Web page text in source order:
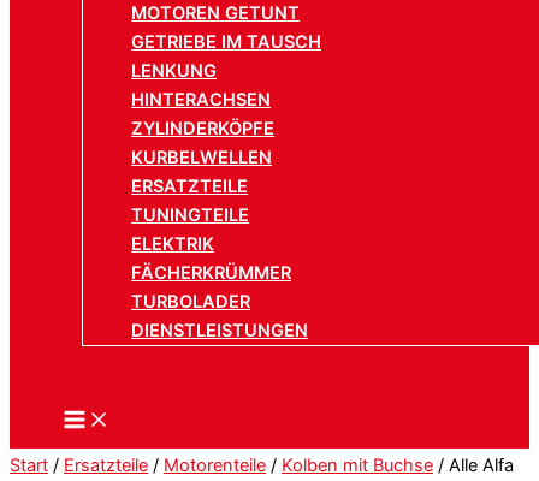
MOTOREN GETUNT
GETRIEBE IM TAUSCH
LENKUNG
HINTERACHSEN
ZYLINDERKÖPFE
KURBELWELLEN
ERSATZTEILE
TUNINGTEILE
ELEKTRIK
FÄCHERKRÜMMER
TURBOLADER
DIENSTLEISTUNGEN
Start / Ersatzteile / Motorenteile / Kolben mit Buchse / Alle Alfa